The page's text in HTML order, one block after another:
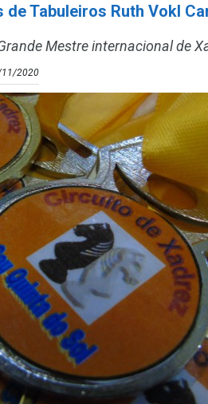
Tabuleiros Ruth Vokl
Mestre internacional de
11/2020